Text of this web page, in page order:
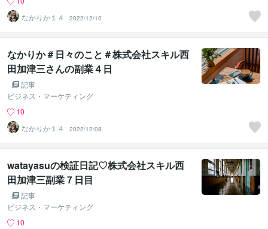
なかりか１４
2022/12/10
なかりか＃日々のこと＃株式会社スキル西
田加津三さんの副業４日
記事
ビジネス・マーケティング
10
なかりか１４
2022/12/08
watayasuの検証日記♡株式会社スキル西
田加津三副業７日目
記事
ビジネス・マーケティング
10